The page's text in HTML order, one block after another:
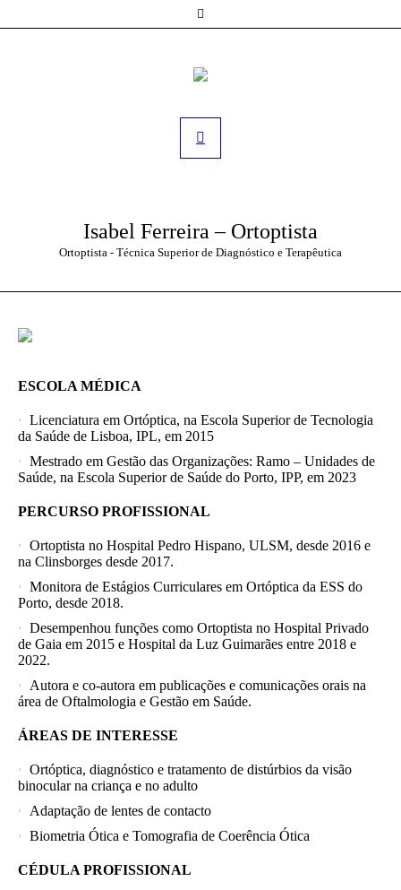
Isabel Ferreira – Ortoptista
Ortoptista - Técnica Superior de Diagnóstico e Terapêutica
ESCOLA MÉDICA
Licenciatura em Ortóptica, na Escola Superior de Tecnologia
da Saúde de Lisboa, IPL, em 2015
Mestrado em Gestão das Organizações: Ramo – Unidades de
Saúde, na Escola Superior de Saúde do Porto, IPP, em 2023
PERCURSO PROFISSIONAL
Ortoptista no Hospital Pedro Hispano, ULSM, desde 2016 e
na Clinsborges desde 2017.
Monitora de Estágios Curriculares em Ortóptica da ESS do
Porto, desde 2018.
Desempenhou funções como Ortoptista no Hospital Privado
de Gaia em 2015 e Hospital da Luz Guimarães entre 2018 e
2022.
Autora e co-autora em publicações e comunicações orais na
área de Oftalmologia e Gestão em Saúde.
ÁREAS DE INTERESSE
Ortóptica, diagnóstico e tratamento de distúrbios da visão
binocular na criança e no adulto
Adaptação de lentes de contacto
Biometria Ótica e Tomografia de Coerência Ótica
CÉDULA PROFISSIONAL